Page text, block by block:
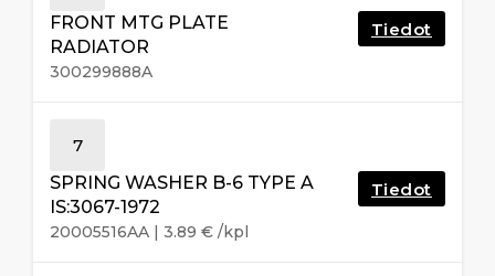
FRONT MTG PLATE
RADIATOR
300299888A
Tiedot
7
SPRING WASHER B-6 TYPE A
IS:3067-1972
20005516AA | 3.89 € /kpl
Tiedot